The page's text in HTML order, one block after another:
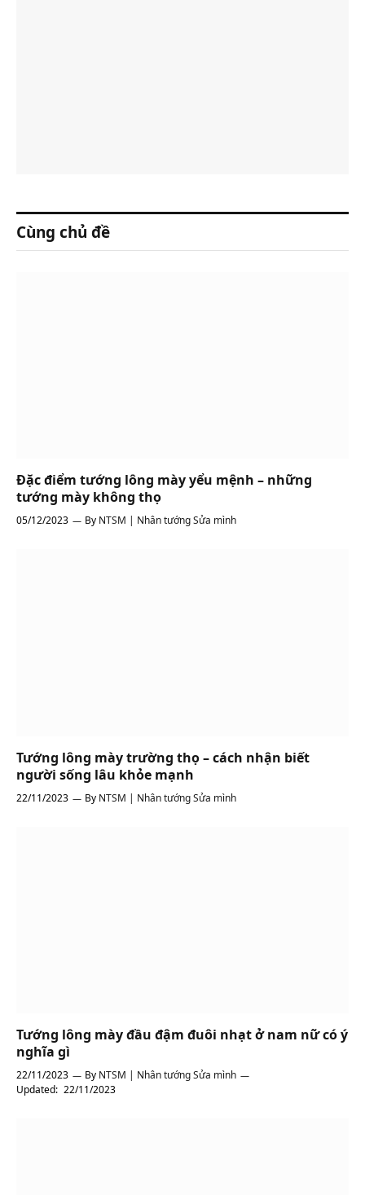
Cùng chủ đề
Đặc điểm tướng lông mày yểu mệnh – những
tướng mày không thọ
05/12/2023 By NTSM | Nhân tướng Sửa mình
Tướng lông mày trường thọ – cách nhận biết
người sống lâu khỏe mạnh
22/11/2023 By NTSM | Nhân tướng Sửa mình
Tướng lông mày đầu đậm đuôi nhạt ở nam nữ có ý
nghĩa gì
22/11/2023 By NTSM | Nhân tướng Sửa mình
Updated: 22/11/2023